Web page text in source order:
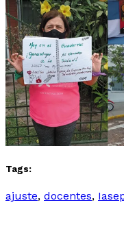
Tags:
ajuste, docentes,